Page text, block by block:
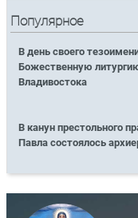
Популярное
В день своего
Божественную
Владивостока
В канун престольного
Павла состоялось